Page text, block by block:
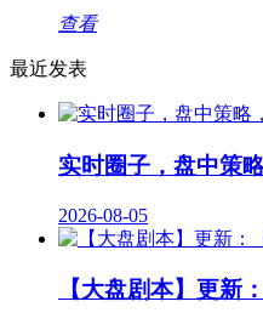
查看
最近发表
实时圈子，盘中策
2026-08-05
【大盘剧本】更新